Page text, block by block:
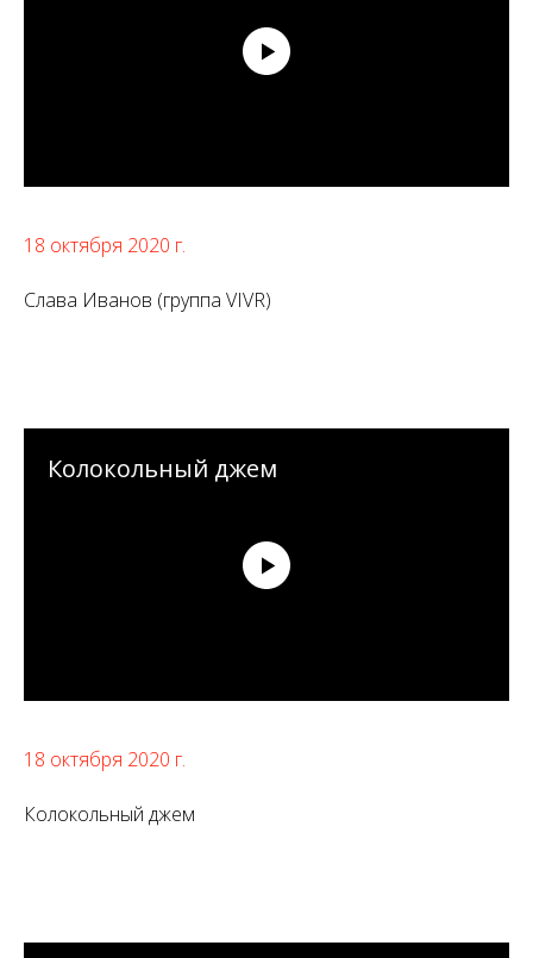
18 октября 2020 г.
Слава Иванов (группа VIVR)
Колокольный джем
18 октября 2020 г.
Колокольный джем